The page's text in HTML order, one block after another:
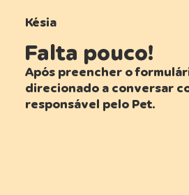
Késia
Falta pouco!
Após preencher o
direcionado a conversar
responsável pelo Pet.